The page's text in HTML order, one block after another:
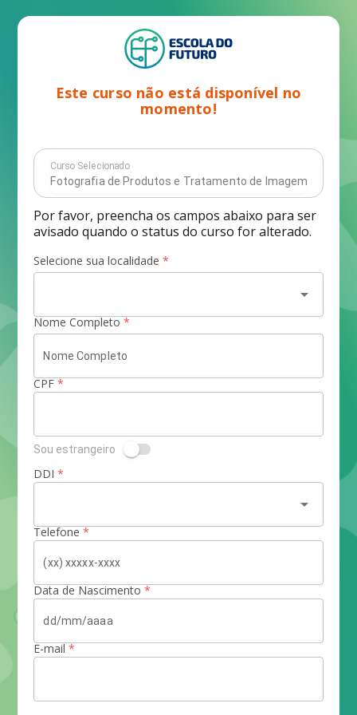
Este curso não está disponível no
momento!
Curso Selecionado
Por favor, preencha os campos abaixo para ser
avisado quando o status do curso for alterado.
Selecione sua localidade *
arrow_drop_down
Nome Completo *
CPF *
Sou estrangeiro
DDI *
arrow_drop_down
Telefone *
Data de Nascimento *
E-mail *